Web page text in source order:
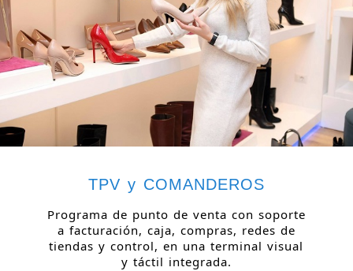
TPV y COMANDEROS
Programa de punto de venta con soporte
a facturación, caja, compras, redes de
tiendas y control, en una terminal visual
y táctil integrada.